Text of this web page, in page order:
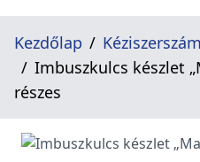
Kezdőlap
Imbuszkulcs készlet
részes